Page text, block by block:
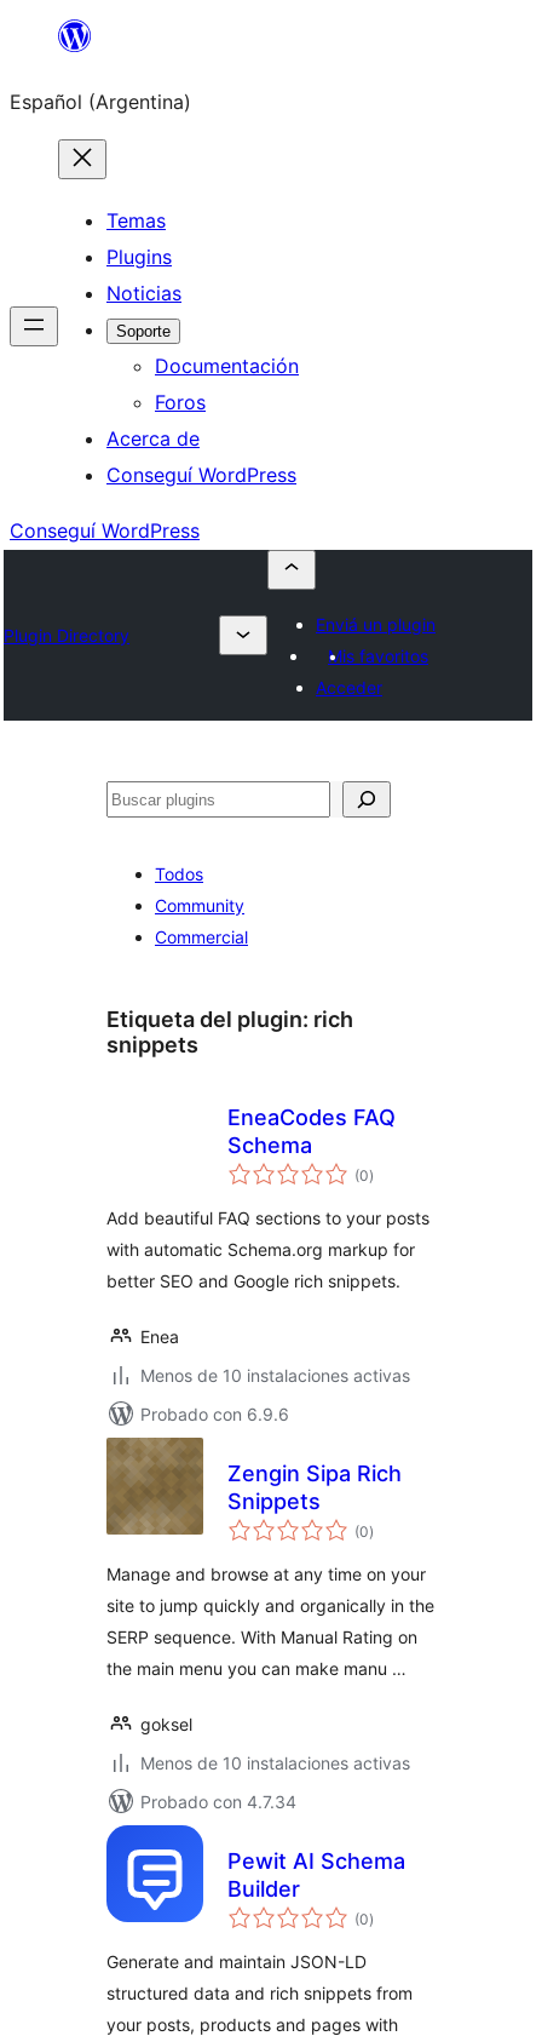
Saltar
contenido
Español (Argentina)
Temas
Plugins
Noticias
Soporte
Documentación
Foros
Acerca de
Conseguí WordPress
Conseguí WordPress
Plugin Directory
Enviá un plugin
Mis favoritos
Acceder
Buscar
Todos
Community
Commercial
Etiqueta del plugin: rich
snippets
EneaCodes FAQ
Schema
(0total
de
)
Add beautiful FAQ sections to your posts
with automatic Schema.org markup for
better SEO and Google rich snippets.
Enea
Menos de 10 instalaciones activas
Probado con 6.9.6
Zengin Sipa Rich
Snippets
(0total
de
)
Manage and browse at any time on your
site to jump quickly and organically in the
SERP sequence. With Manual Rating on
the main menu you can make manu …
goksel
Menos de 10 instalaciones activas
Probado con 4.7.34
Pewit AI Schema
Builder
(0total
de
)
Generate and maintain JSON-LD
structured data and rich snippets from
your posts, products and pages with